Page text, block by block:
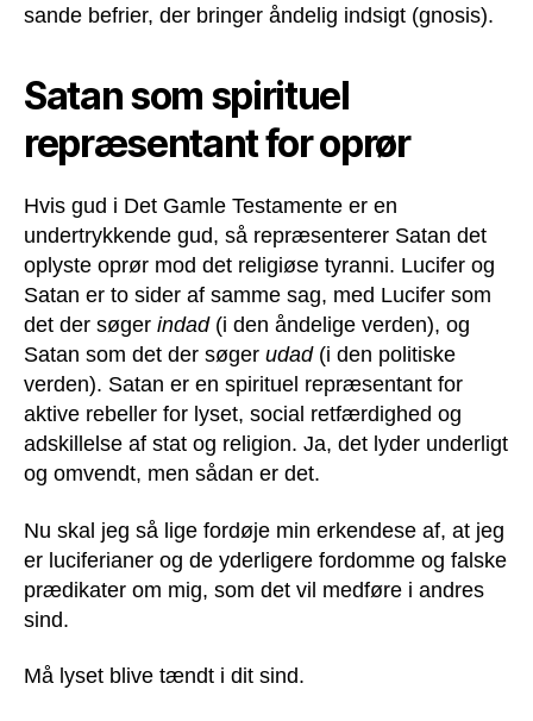
sande befrier, der bringer åndelig indsigt (gnosis).
Satan som spirituel
repræsentant for oprør
Hvis gud i Det Gamle Testamente er en
undertrykkende gud, så repræsenterer Satan det
oplyste oprør mod det religiøse tyranni. Lucifer og
Satan er to sider af samme sag, med Lucifer som
det der søger indad(i den åndelige verden), og
Satan som det der søger udad(i den politiske
verden). Satan er en spirituel repræsentant for
aktive rebeller for lyset, social retfærdighed og
adskillelse af stat og religion. Ja, det lyder underligt
og omvendt, men sådan er det.
Nu skal jeg så lige fordøje min erkendese af, at jeg
er luciferianer og de yderligere fordomme og falske
prædikater om mig, som det vil medføre i andres
sind.
Må lyset blive tændt i dit sind.